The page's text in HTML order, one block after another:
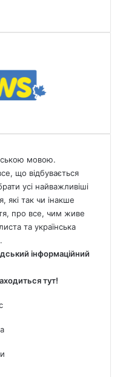
мовою.
що відбувається
усі найважливіші
які так чи інакше
про все, чим живе
та українська
інформаційний
тут!